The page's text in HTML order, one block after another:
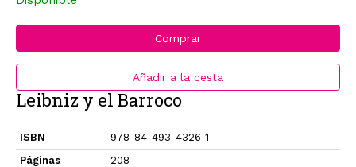
Comprar
Añadir a la cesta
Leibniz y el Barroco
ISBN
978-84-493-4326-1
Páginas
208